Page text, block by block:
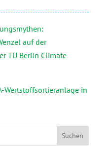
auf der
TU Berlin Climate
Wertstoffsortieranlage in